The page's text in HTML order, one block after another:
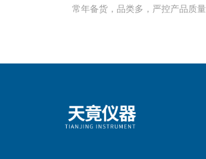
常年备货，品类多，严控产品质量